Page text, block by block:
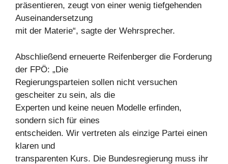
präsentieren, zeugt von einer wenig tiefgehenden
Auseinandersetzung
mit der Materie“, sagte der Wehrsprecher.
Abschließend erneuerte Reifenberger die Forderung
der FPÖ: „Die
Regierungsparteien sollen nicht versuchen
gescheiter zu sein, als die
Experten und keine neuen Modelle erfinden,
sondern sich für eines
entscheiden. Wir vertreten als einzige Partei einen
klaren und
transparenten Kurs. Die Bundesregierung muss ihr